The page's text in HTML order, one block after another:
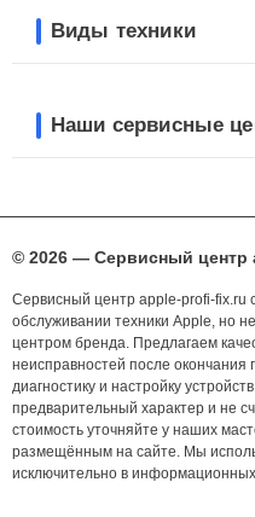
Виды техники
Наши сервисные
© 2026 — Сервисный центр
Сервисный центр apple-profi-fix.ru
обслуживании техники Apple, но
центром бренда. Предлагаем
неисправностей после окончания
диагностику и настройку
предварительный характер и не
стоимость уточняйте у наших
размещённым на сайте. Мы
исключительно в